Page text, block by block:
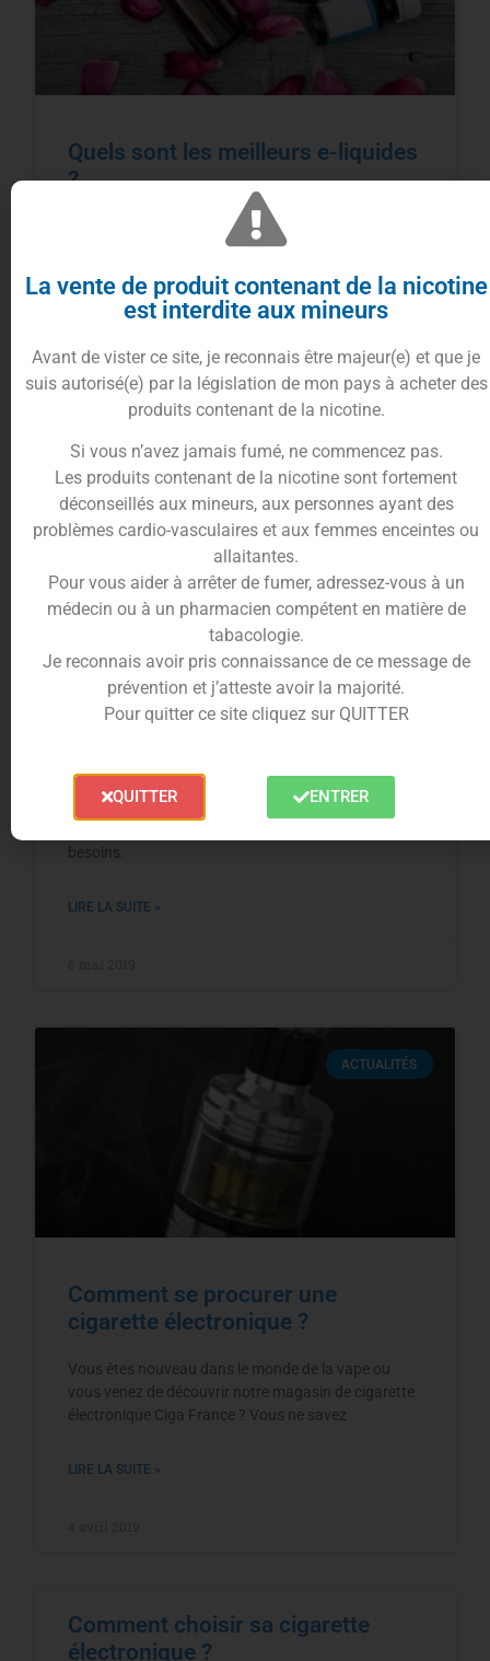
Quels sont les meilleurs e-liquides
?
Maintenant que vous savez comment choisir votre
e-liquide, vous vous demandez certainement
lesquels sont les plus efficaces. L’équipe de Ciga
France vous présente ici sa
LIRE LA SUITE »
9 mai 2019
ACTUALITÉS
Il existe un nombre incalculable de e-liquides
différents sur le marché et il n’est pas toujours
besoins.
LIRE LA SUITE »
ACTUALITÉS
Comment se procurer une
cigarette électronique ?
Vous êtes nouveau dans le monde de la vape ou
vous venez de découvrir notre magasin de cigarette
électronique Ciga France ? Vous ne savez
LIRE LA SUITE »
Comment choisir sa cigarette
électronique ?
La vente de produit contenant de la nicotine
est interdite aux mineurs
Avant de vister ce site, je reconnais être majeur(e) et que je
suis autorisé(e) par la législation de mon pays à acheter des
produits contenant de la nicotine.
Si vous n’avez jamais fumé, ne commencez pas.
Les produits contenant de la nicotine sont fortement
déconseillés aux mineurs, aux personnes ayant des
problèmes cardio-vasculaires et aux femmes enceintes ou
allaitantes.
Pour vous aider à arrêter de fumer, adressez-vous à un
médecin ou à un pharmacien compétent en matière de
tabacologie.
Je reconnais avoir pris connaissance de ce message de
prévention et j’atteste avoir la majorité.
Pour quitter ce site cliquez sur QUITTER
QUITTER ENTRER